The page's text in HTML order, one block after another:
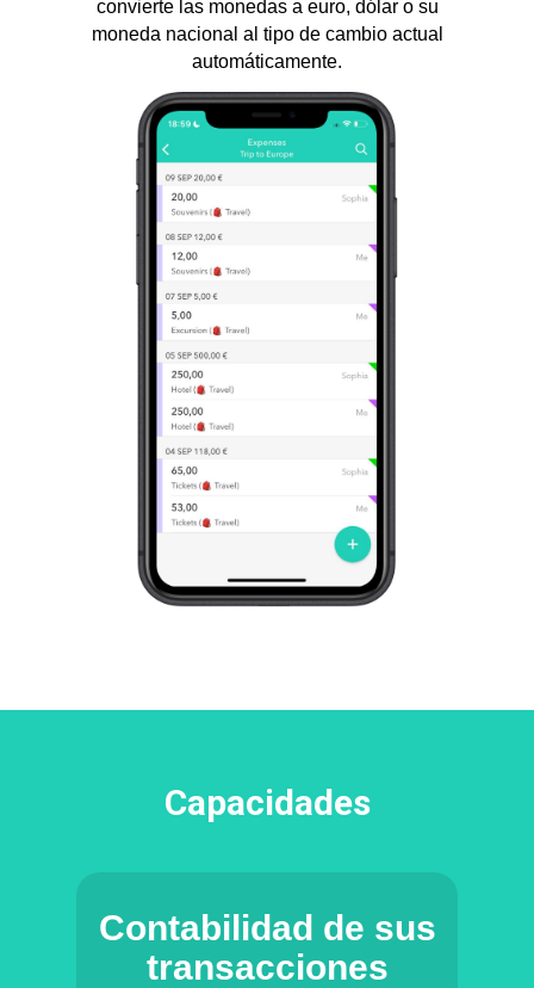
convierte las monedas a euro, dólar o su
moneda nacional al tipo de cambio actual
automáticamente.
Capacidades
Contabilidad de sus
transacciones